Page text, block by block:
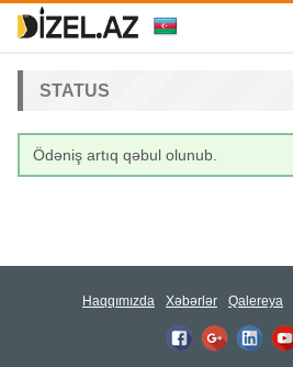
STATUS
Ödəniş artıq qəbul olunub.
Haqqımızda Xəbərlər Qalereya